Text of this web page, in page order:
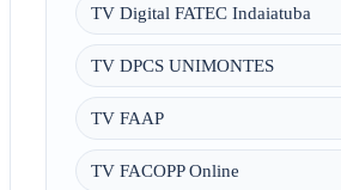
TV Digital FATEC Indaiatuba
TV DPCS UNIMONTES
TV FAAP
TV FACOPP Online